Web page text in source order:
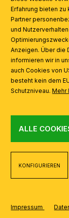
AI
Erfahrung bieten zu
Partner
und
Anzeigen. Über die
informieren wir in
auch Cookies von
besteht kein dem
Schutzniveau.Mehr
ALLE
KONFIGURIEREN
Impressum